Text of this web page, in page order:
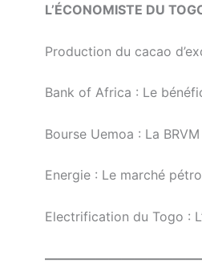
L’ÉCONOMISTE DU
Production du cacao
Bank of Africa : Le
Bourse Uemoa : La
Energie : Le marché
Electrification du Togo :